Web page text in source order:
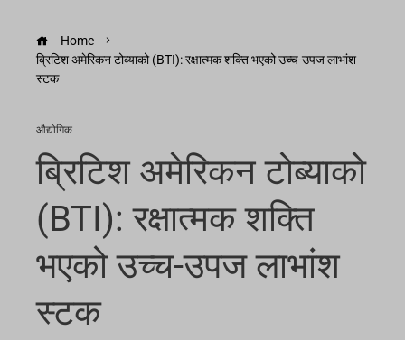
Home
ब्रिटिश अमेरिकन टोब्याको (BTI): रक्षात्मक शक्ति भएको उच्च-उपज लाभांश
स्टक
औद्योगिक
ब्रिटिश अमेरिकन टोब्याको
(BTI): रक्षात्मक शक्ति
भएको उच्च-उपज लाभांश
स्टक